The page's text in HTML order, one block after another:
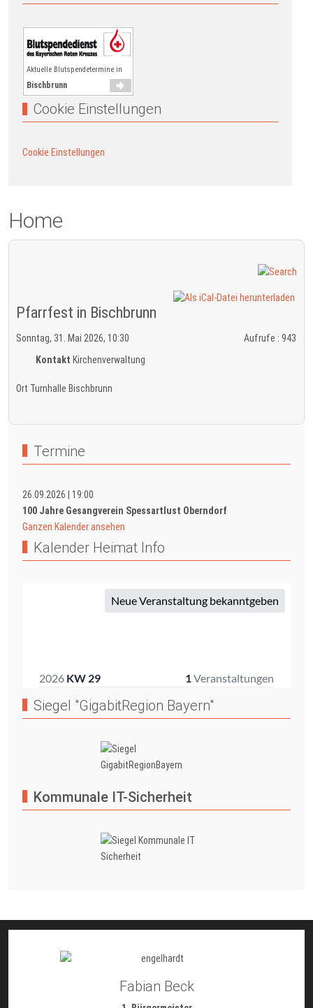
Aktuelle Blutspendetermine in
Bischbrunn
Cookie Einstellungen
Cookie Einstellungen
Home
Pfarrfest in Bischbrunn
Sonntag, 31. Mai 2026, 10:30 Aufrufe : 943
Kontakt Kirchenverwaltung
Ort Turnhalle Bischbrunn
Termine
26.09.2026
19:00
100 Jahre Gesangverein Spessartlust Oberndorf
Ganzen Kalender ansehen
Kalender Heimat Info
Siegel "GigabitRegion Bayern"
Kommunale IT-Sicherheit
Fabian Beck